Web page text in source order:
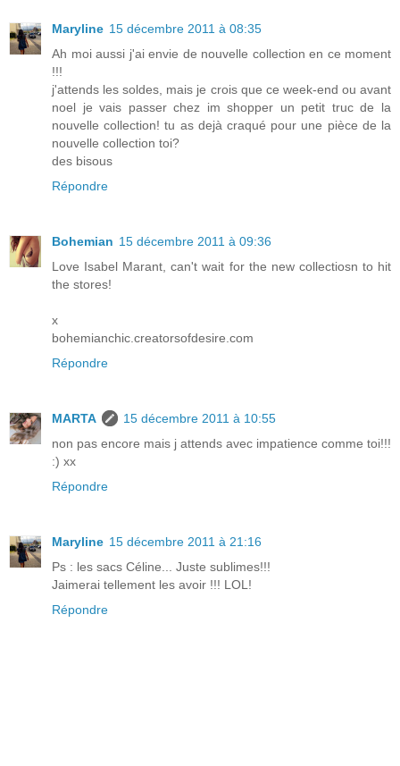
Maryline 15 décembre 2011 à 08:35
Ah moi aussi j'ai envie de nouvelle collection en ce moment
!!!
j'attends les soldes, mais je crois que ce week-end ou avant
noel je vais passer chez im shopper un petit truc de la
nouvelle collection! tu as dejà craqué pour une pièce de la
nouvelle collection toi?
des bisous
Répondre
Bohemian 15 décembre 2011 à 09:36
Love Isabel Marant, can't wait for the new collectiosn to hit
the stores!
x
bohemianchic.creatorsofdesire.com
Répondre
MARTA
15 décembre 2011 à 10:55
non pas encore mais j attends avec impatience comme toi!!!
:) xx
Répondre
Maryline 15 décembre 2011 à 21:16
Ps : les sacs Céline... Juste sublimes!!!
Jaimerai tellement les avoir !!! LOL!
Répondre